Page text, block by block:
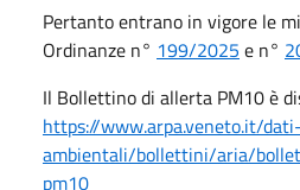
Pertanto entrano in vigore le
Ordinanze n° 199/2025 e n°
Il Bollettino di allerta PM10 è
https://www.arpa.veneto.it/dati-
ambientali/bollettini/aria/
pm10